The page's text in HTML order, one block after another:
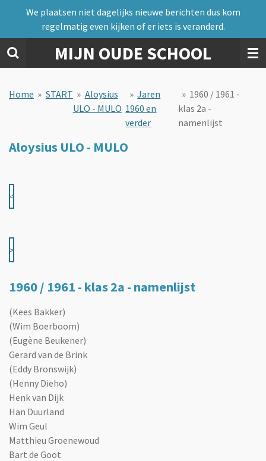
naar
de
hoofdinhoud
MIJN OUDE SCHOOL
We plaatsen niet dagelijks nieuwe berichten dus kom
regelmatig even kijken of er iets is veranderd.
Home » START » Aloysius
ULO - MULO
» Jaren
1960 en
verder
» 1960 / 1961 -
klas 2a -
namenlijst
Aloysius ULO - MULO
<
>
1960 / 1961 - klas 2a - namenlijst
(Kees Bakker)
(Wim Boerboom)
(Eugène Beukener)
Gerard van de Brink
(Eddy Bronswijk)
(Henny Dieho)
Henk van Dijk
Han Duurland
Wim Geul
Matthieu Groenewoud
Bart de Goot